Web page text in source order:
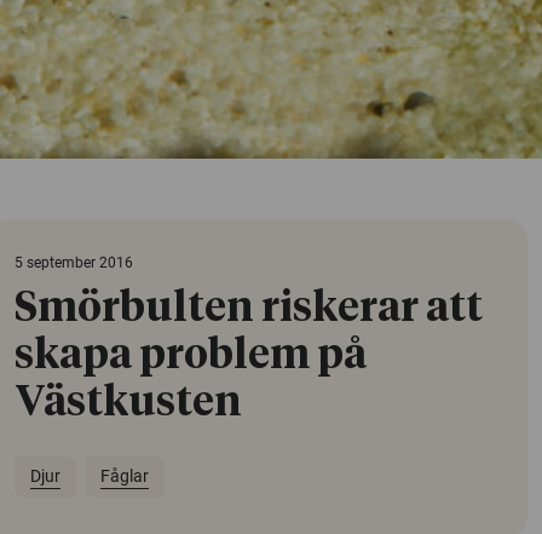
5 september 2016
Smörbulten riskerar att
skapa problem på
Västkusten
Djur Fåglar